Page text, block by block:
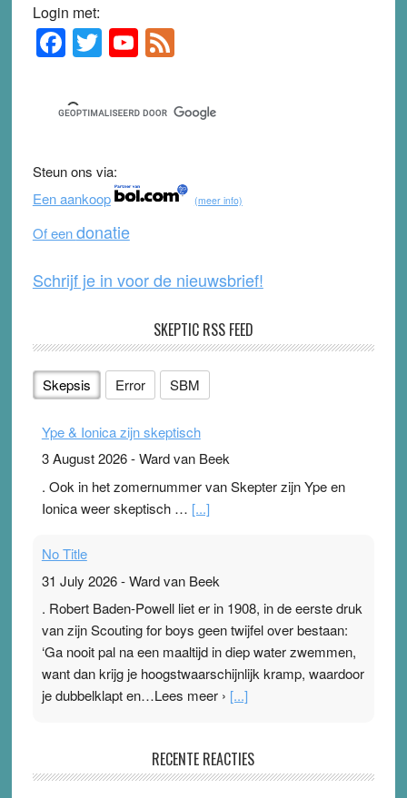
Login met:
Primary
Sidebar
F
a
c
e
b
o
o
k
T
wi
tt
er
Y
o
u
T
b
e
F
e
d
Steun ons via:
Een aankoop
(meer info)
Of eendonatie
Schrijf je in voor de nieuwsbrief!
SKEPTIC RSS FEED
Skepsis Error SBM
Ype & Ionica zijn skeptisch
3 August 2026-Ward van Beek
. Ook in het zomernummer van Skepter zijn Ype en
Ionica weer skeptisch … [...]
No Title
31 July 2026-Ward van Beek
. Robert Baden-Powell liet er in 1908, in de eerste druk
van zijn Scouting for boys geen twijfel over bestaan:
‘Ga nooit pal na een maaltijd in diep water zwemmen,
want dan krijg je hoogstwaarschijnlijk kramp, waardoor
je dubbelklapt en…Lees meer › [...]
Ward van Beek
RECENTE REACTIES